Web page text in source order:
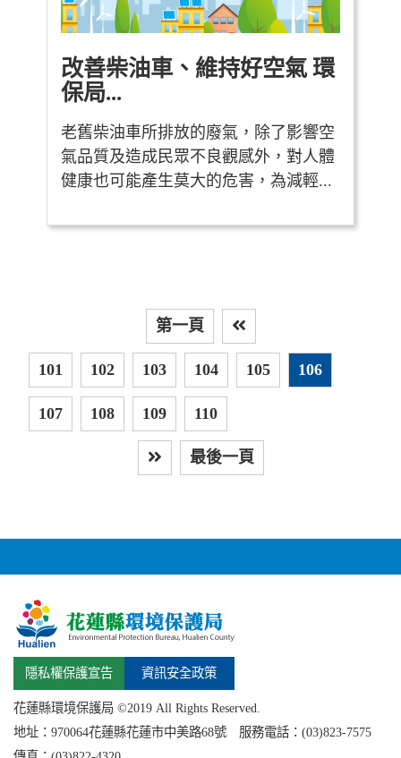
改善柴油車、維持好空氣 環
保局...
老舊柴油車所排放的廢氣，除了影響空
氣品質及造成民眾不良觀感外，對人體
健康也可能產生莫大的危害，為減輕...
第一頁
101
102 103 104 105 106
107 108 109 110
最後一頁
隱私權保護宣告 資訊安全政策
花蓮縣環境保護局 ©2019 All Rights Reserved.
地址： 970064花蓮縣花蓮市中美路68號 服務電話：(03)823-7575